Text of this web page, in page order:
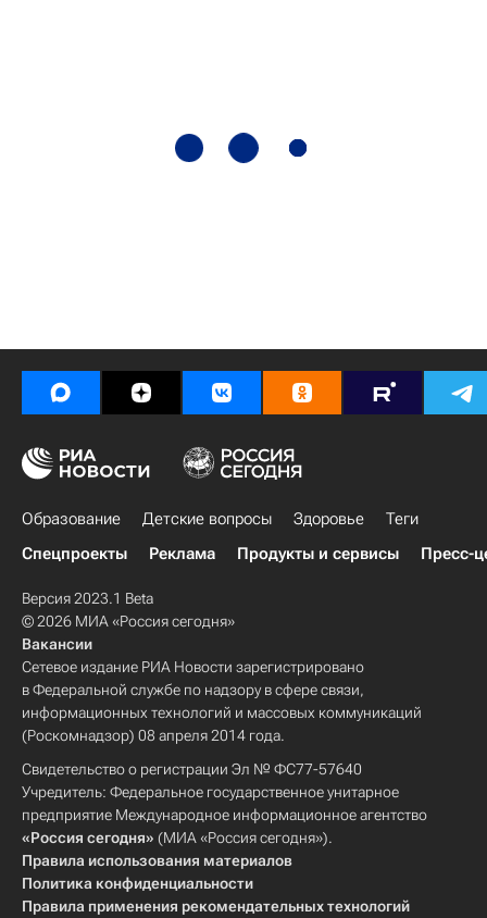
Образование Детские вопросы Здоровье
Теги
Спецпроекты
Реклама Продукты и сервисы Пресс-
Версия 2023.1 Beta
© 2026 МИА «Россия сегодня»
Вакансии
Сетевое издание РИА Новости зарегистрировано
в Федеральной службе по надзору в сфере связи,
информационных технологий и массовых коммуникаций
(Роскомнадзор) 08 апреля 2014 года.
Свидетельство о регистрации Эл № ФС77-57640
Учредитель: Федеральное государственное унитарное
предприятие Международное информационное агентство
«Россия сегодня» (МИА «Россия сегодня»).
Правила использования материалов
Политика конфиденциальности
Правила применения рекомендательных технологий